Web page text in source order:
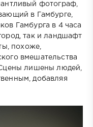
фотограф,
в Гамбурге,
Гамбурга в 4 часа
так и ландшафт
похоже,
вмешательства
Сцены лишены людей,
добавляя